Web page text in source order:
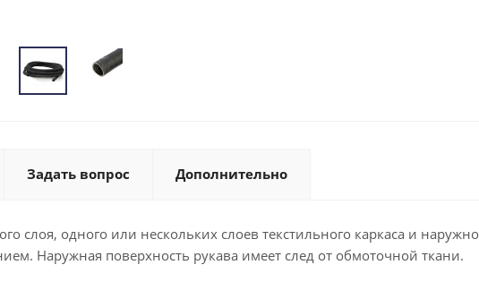
Задать вопрос Дополнительно
слоя, одного или нескольких слоев текстильного каркаса и
Наружная поверхность рукава имеет след от обмоточной ткани.